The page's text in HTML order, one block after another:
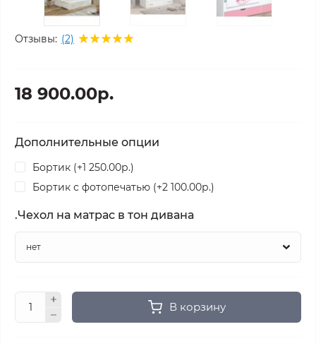
Отзывы: (2)
18 900.00р.
Дополнительные опции
Бортик (+1 250.00р.)
Бортик с фотопечатью (+2 100.00р.)
.Чехол на матрас в тон дивана
В корзину